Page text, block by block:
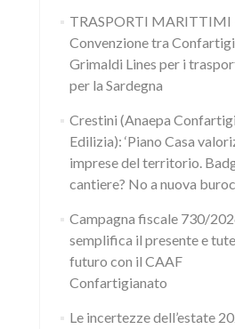
TRASPORTI MARITTIMI
Convenzione tra
Grimaldi Lines per i
per la Sardegna
Crestini (Anaepa
Edilizia): ‘Piano Casa
imprese del territorio.
cantiere? No a nuova
Campagna fiscale 730/
semplifica il presente e
futuro con il CAAF
Confartigianato
Le incertezze dell’estate